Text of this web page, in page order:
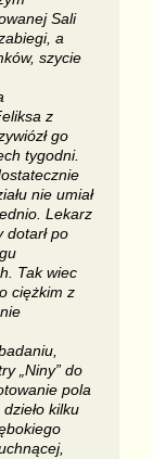
Sali
a
szycie
z
go
tygodni.
nie umiał
Lekarz
po
Tak wiec
ciężkim z
„Niny” do
pola
kilku